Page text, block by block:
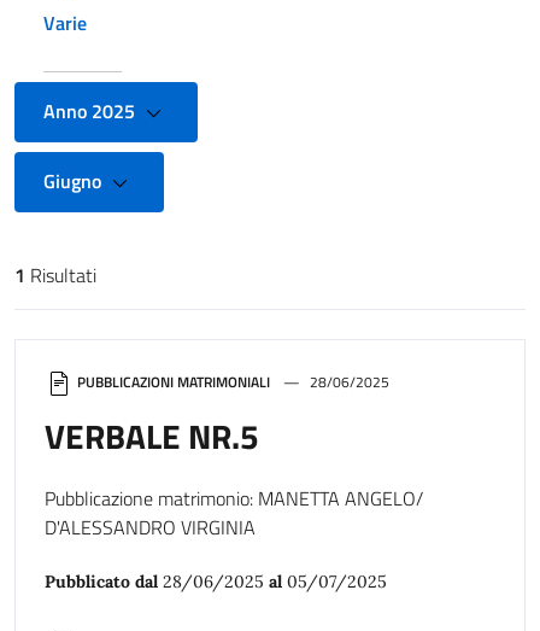
Varie
Anno 2025
Giugno
Risultati di ricerca
1 Risultati
PUBBLICAZIONI MATRIMONIALI 28/06/2025
VERBALE NR.5
Pubblicazione matrimonio: MANETTA ANGELO/
D'ALESSANDRO VIRGINIA
Pubblicato dal 28/06/2025 al 05/07/2025